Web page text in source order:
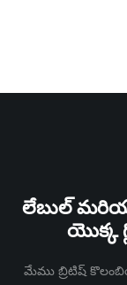
లేబుల్
యొక్క
మేము బ్రిటిష్